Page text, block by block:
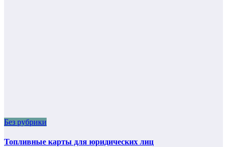
Без рубрики
Топливные карты для юридических лиц